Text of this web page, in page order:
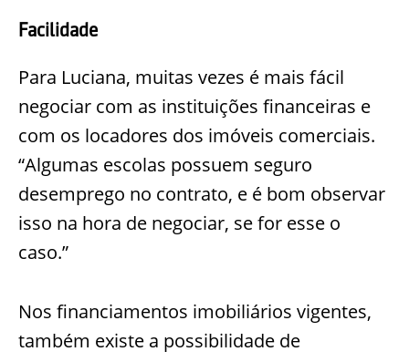
Facilidade
Para Luciana, muitas vezes é mais fácil
negociar com as instituições financeiras e
com os locadores dos imóveis comerciais.
“Algumas escolas possuem seguro
desemprego no contrato, e é bom observar
isso na hora de negociar, se for esse o
caso.”
Nos financiamentos imobiliários vigentes,
também existe a possibilidade de